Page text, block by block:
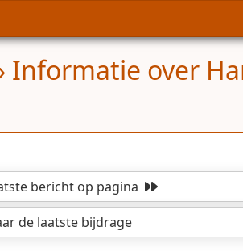
Informatie over
berichtop pagina
de laatste bijdrage